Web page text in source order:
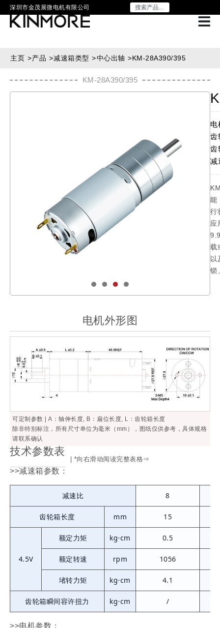
深圳市金茂展微电机有限公司
主页 >产品 >减速箱类型 >中心出轴 >KM-28A390/395
KM-28A390/395
电
齿
齿
减
能
行
应
载
以
锁
电机外形图
可定制参数 | A：轴伸长度, B：扁位长度, L：齿轮箱长度
除非特别标注，所有尺寸单位为毫米（mm），图纸仅供参考，具体规格
请联系确认
技术参数表
| *向右滑动阅读完整表格⇒
>>减速箱参数：
减速比 8
齿轮箱长度 mm 15
4.5V
额定力矩 kg⋅cm 0.5
额定转速 rpm 1056
堵转力矩 kg⋅cm 4.1
齿轮箱瞬间容许扭力 kg⋅cm /
>>电机参数：